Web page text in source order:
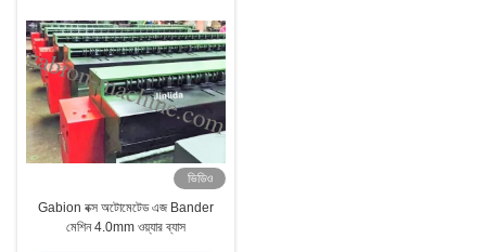
ভিডিও
Gabion বক্স অটোমেটেড এজ Bander
মেশিন 4.0mm ওয়্যার ব্যাস